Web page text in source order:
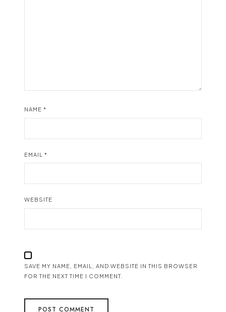
NAME*
EMAIL*
WEBSITE
SAVE MY NAME, EMAIL, AND WEBSITE IN THIS BROWSER
FOR THE NEXT TIME I COMMENT.